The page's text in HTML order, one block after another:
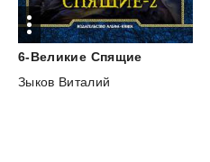
6-Великие Спящие
Зыков Виталий